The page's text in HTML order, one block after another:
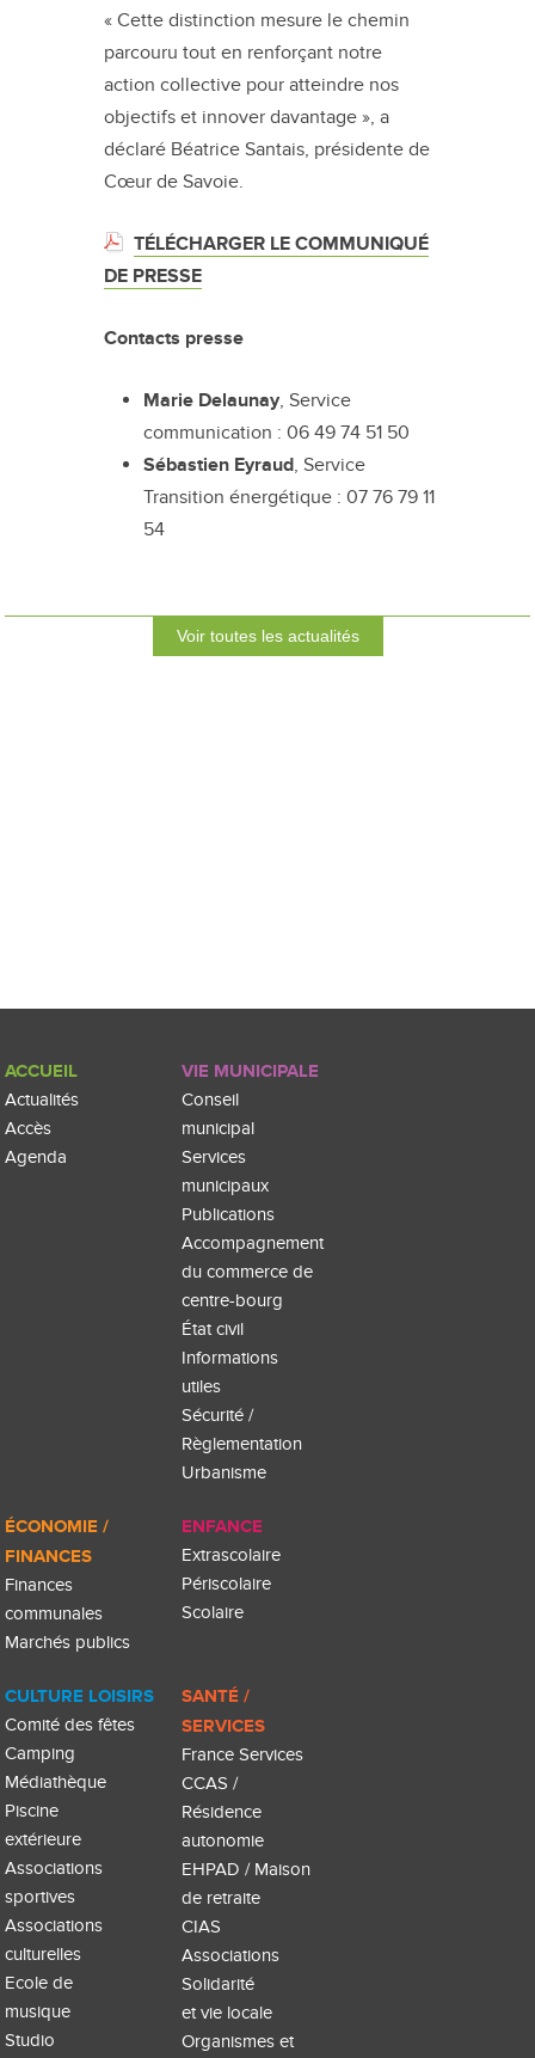
« Cette distinction mesure le chemin
parcouru tout en renforçant notre
action collective pour atteindre nos
objectifs et innover davantage », a
déclaré Béatrice Santais, présidente de
Cœur de Savoie.
TÉLÉCHARGER LE COMMUNIQUÉ
DE PRESSE
Contacts presse
Marie Delaunay, Service
communication : 06 49 74 51 50
Sébastien Eyraud, Service
Transition énergétique : 07 76 79 11
54
Voir toutes les actualités
ACCUEIL
Actualités
Accès
Agenda
VIE MUNICIPALE
Conseil
municipal
Services
municipaux
Publications
Accompagnement
du commerce de
centre-bourg
État civil
Informations
utiles
Sécurité /
Règlementation
Urbanisme
ÉCONOMIE /
FINANCES
Finances
communales
Marchés publics
ENFANCE
Extrascolaire
Périscolaire
Scolaire
CULTURE LOISIRS
Comité des fêtes
Camping
Médiathèque
Piscine
extérieure
Associations
sportives
Associations
culturelles
Ecole de
musique
Studio
SANTÉ /
SERVICES
France Services
CCAS /
Résidence
autonomie
EHPAD / Maison
de retraite
CIAS
Associations
Solidarité
et vie locale
Organismes et